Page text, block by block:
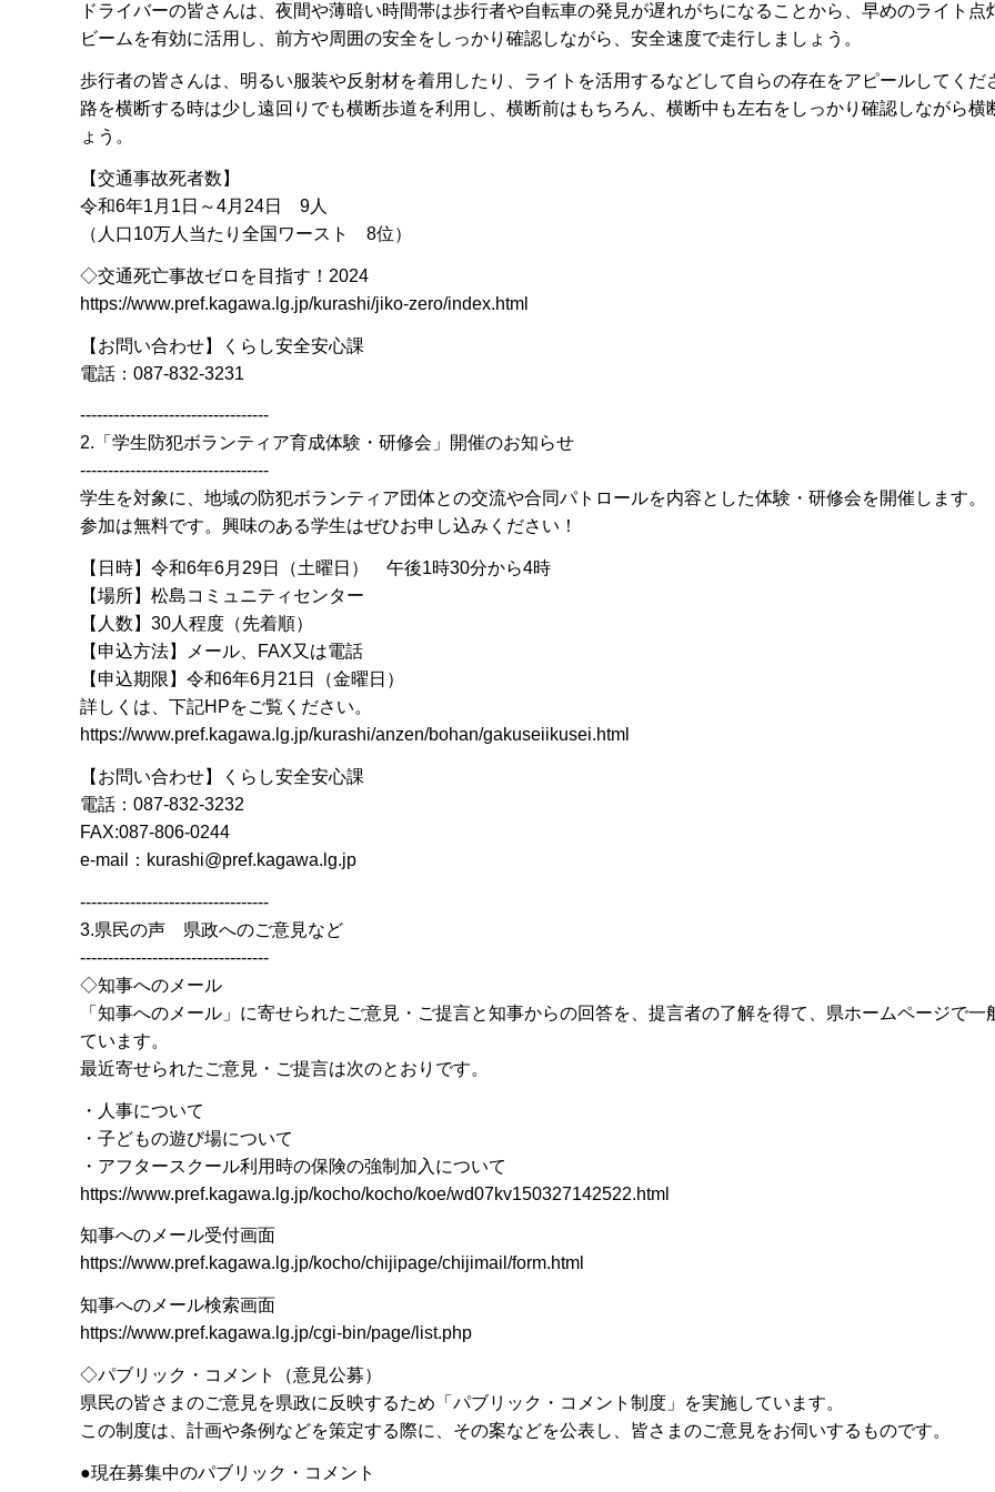
ドライバーの皆さんは、夜間や薄暗い時間帯は歩行者や自転車の発見が遅れがちになることから、早めのライト点
ビームを有効に活用し、前方や周囲の安全をしっかり確認しながら、安全速度で走行しましょう。
歩行者の皆さんは、明るい服装や反射材を着用したり、ライトを活用するなどして自らの存在をアピールしてくだ
路を横断する時は少し遠回りでも横断歩道を利用し、横断前はもちろん、横断中も左右をしっかり確認しながら横
ょう。
【交通事故死者数】
令和6年1月1日～4月24日 9人
（人口10万人当たり全国ワースト 8位）
◇交通死亡事故ゼロを目指す！2024
https://www.pref.kagawa.lg.jp/kurashi/jiko-zero/index.html
【お問い合わせ】くらし安全安心課
電話：087-832-3231
----------------------------------
2.「学生防犯ボランティア育成体験・研修会」開催のお知らせ
----------------------------------
学生を対象に、地域の防犯ボランティア団体との交流や合同パトロールを内容とした体験・研修会を開催します。
参加は無料です。興味のある学生はぜひお申し込みください！
【日時】令和6年6月29日（土曜日） 午後1時30分から4時
【場所】松島コミュニティセンター
【人数】30人程度（先着順）
【申込方法】メール、FAX又は電話
【申込期限】令和6年6月21日（金曜日）
詳しくは、下記HPをご覧ください。
https://www.pref.kagawa.lg.jp/kurashi/anzen/bohan/gakuseiikusei.html
【お問い合わせ】くらし安全安心課
電話：087-832-3232
FAX:087-806-0244
e-mail：kurashi@pref.kagawa.lg.jp
----------------------------------
3.県民の声 県政へのご意見など
----------------------------------
◇知事へのメール
「知事へのメール」に寄せられたご意見・ご提言と知事からの回答を、提言者の了解を得て、県ホームページで一
ています。
最近寄せられたご意見・ご提言は次のとおりです。
・人事について
・子どもの遊び場について
・アフタースクール利用時の保険の強制加入について
https://www.pref.kagawa.lg.jp/kocho/kocho/koe/wd07kv150327142522.html
知事へのメール受付画面
https://www.pref.kagawa.lg.jp/kocho/chijipage/chijimail/form.html
知事へのメール検索画面
https://www.pref.kagawa.lg.jp/cgi-bin/page/list.php
◇パブリック・コメント（意見公募）
県民の皆さまのご意見を県政に反映するため「パブリック・コメント制度」を実施しています。
この制度は、計画や条例などを策定する際に、その案などを公表し、皆さまのご意見をお伺いするものです。
●現在募集中のパブリック・コメント